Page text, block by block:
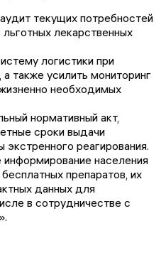
текущих потребностей
лекарственных
логистики при
также усилить мониторинг
необходимых
нормативный акт,
сроки выдачи
реагирования.
населения
препаратов, их
данных для
в сотрудничестве с